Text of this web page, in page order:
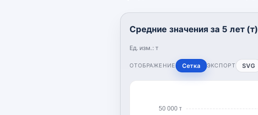
Средние значения за 5 лет (т)
Ед. изм.: т
ОТОБРАЖЕНИЕ Сетка ЭКСПОРТ SVG
50 000 т